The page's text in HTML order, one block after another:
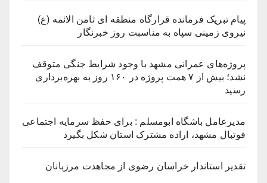
پیام تبریک فرمانده قرارگاه منطقه ای ثامن الائمه (ع)
نیروی زمینی سپاه به مناسبت روز خبرنگار
پروژه‌های عمرانی مشهد با وجود شرایط جنگی متوقف
نشد؛ بیش از ۷ همت پروژه در ۱۶۰ روز به بهره‌برداری
رسید
مدیرعامل باشگاه ابومسلم : برای حفظ سرمایه اجتماعی
فوتبال مشهد، اراده مشترک استان شکل بگیرد
تقدیر استاندار خراسان رضوی از مجاهدت مرزبانان